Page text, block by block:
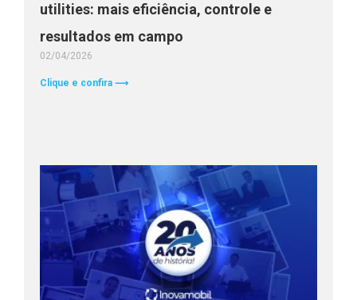
utilities: mais eficiência, controle e
resultados em campo
02/04/2026
Clique e confira ⟶